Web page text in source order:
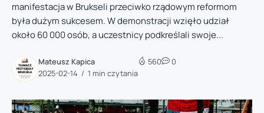
manifestacja w Brukseli przeciwko rządowym reformom
była dużym sukcesem. W demonstracji wzięło udział
około 60 000 osób, a uczestnicy podkreślali swoje...
Mateusz Kapica
2025-02-14
1 min czytania
560 0